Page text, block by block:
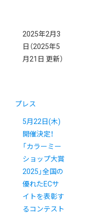
2025年2月3
日 （2025年5
月21日 更新）
プレス
5月22日(木)
開催決定！
「カラーミー
ショップ大賞
2025」全国の
優れたECサ
イトを表彰す
るコンテスト